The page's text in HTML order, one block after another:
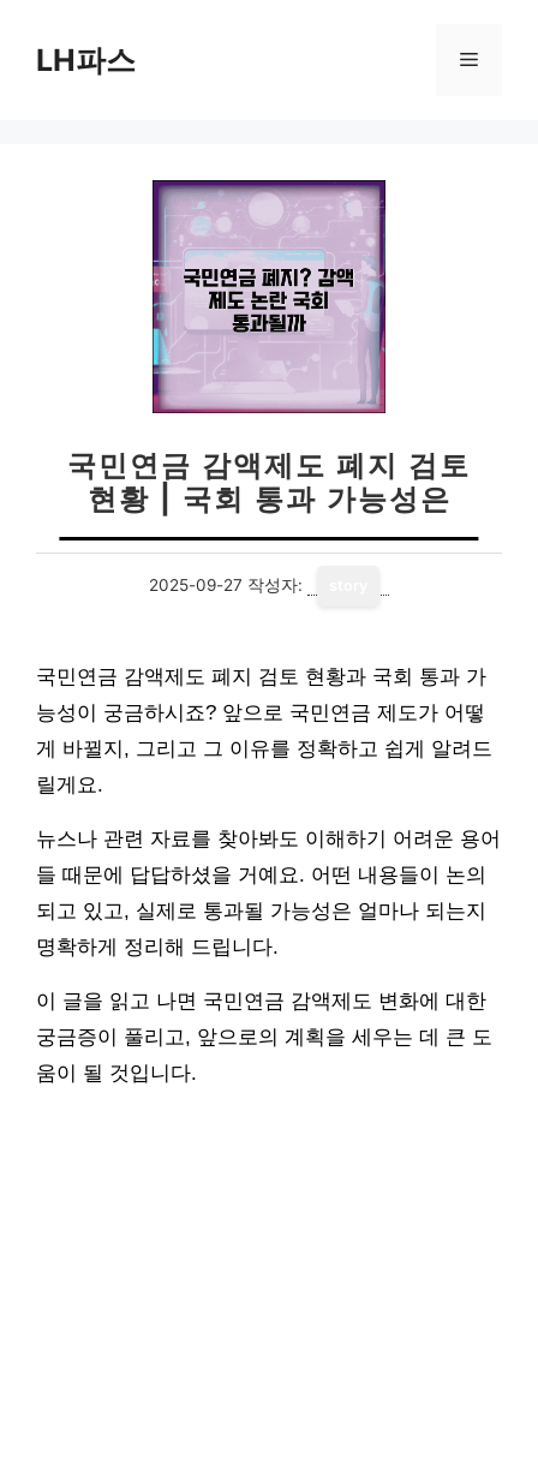
LH파스 메
국민연금 감액제도 폐지 검토
현황 | 국회 통과 가능성은
2025-09-27 작성자:
국민연금 감액제도 폐지 검토 현황과 국회 통과 가
능성이 궁금하시죠? 앞으로 국민연금 제도가 어떻
게 바뀔지, 그리고 그 이유를 정확하고 쉽게 알려드
릴게요.
뉴스나 관련 자료를 찾아봐도 이해하기 어려운 용어
들 때문에 답답하셨을 거예요. 어떤 내용들이 논의
되고 있고, 실제로 통과될 가능성은 얼마나 되는지
명확하게 정리해 드립니다.
이 글을 읽고 나면 국민연금 감액제도 변화에 대한
궁금증이 풀리고, 앞으로의 계획을 세우는 데 큰 도
움이 될 것입니다.